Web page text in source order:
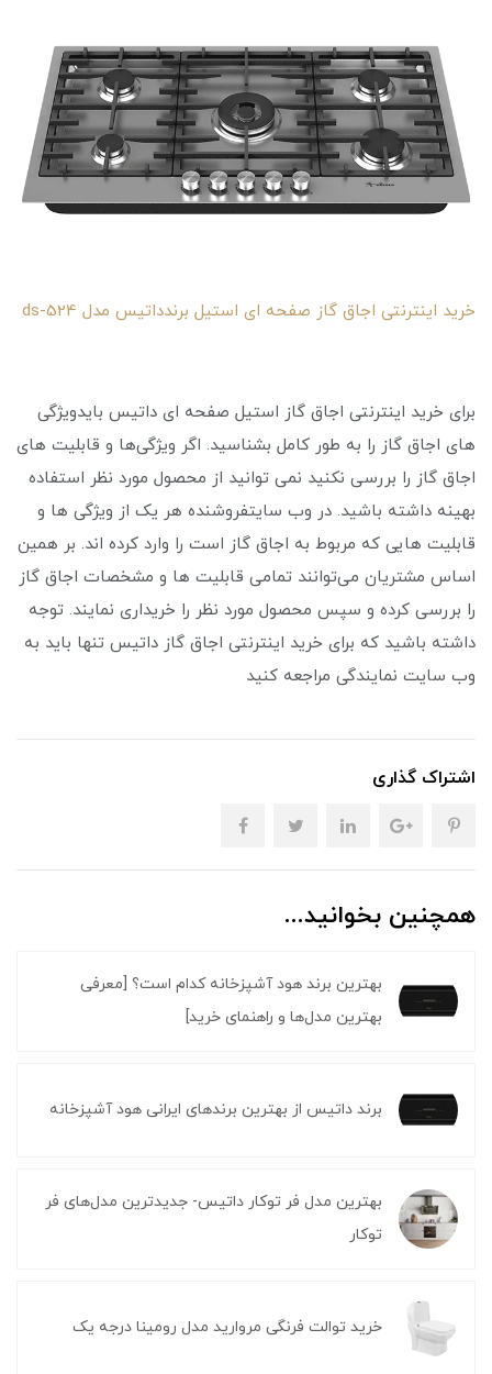
خرید اینترنتی اجاق گاز صفحه ای استیل برندداتیس مدل ds-524
برای خرید اینترنتی اجاق گاز استیل صفحه ‌ای داتیس بایدویژگی
‌های اجاق گاز را به طور کامل بشناسید. اگر ویژگی‌ها و قابلیت ‌های
اجاق گاز را بررسی نکنید نمی ‌توانید از محصول مورد نظر استفاده
بهینه داشته باشید. در وب سایتفروشنده هر یک از ویژگی‌ ها و
قابلیت ‌هایی که مربوط به اجاق گاز است را وارد کرده ‌اند. بر همین
اساس مشتریان می‌توانند تمامی قابلیت‌ ها و مشخصات اجاق گاز
را بررسی کرده و سپس محصول مورد نظر را خریداری نمایند. توجه
داشته باشید که برای خرید اینترنتی اجاق گاز داتیس تنها باید به
وب سایت نمایندگی مراجعه کنید
اشتراک گذاری
همچنین بخوانید...
بهترین برند هود آشپزخانه کدام است؟ [معرفی
بهترین مدل‌ها و راهنمای خرید]
برند داتیس از بهترین برندهای ایرانی هود آشپزخانه
بهترین مدل فر توکار داتیس- جدیدترین مدل‌های فر
توکار
خرید توالت فرنگی مروارید مدل رومینا درجه یک